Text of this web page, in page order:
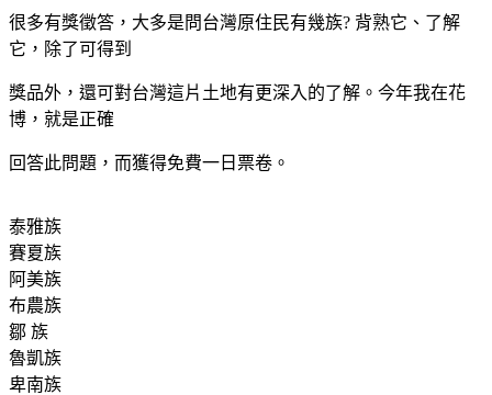
很多有獎徵答，大多是問台灣原住民有幾族? 背熟它、了解
它，除了可得到
獎品外，還可對台灣這片土地有更深入的了解。今年我在花
博，就是正確
回答此問題，而獲得免費一日票卷。
泰雅族
賽夏族
阿美族
布農族
鄒 族
魯凱族
卑南族